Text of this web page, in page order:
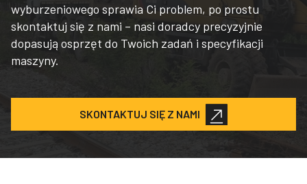
wyburzeniowego sprawia Ci problem, po prostu
skontaktuj się z nami – nasi doradcy precyzyjnie
dopasują osprzęt do Twoich zadań i specyfikacji
maszyny.
SKONTAKTUJ SIĘ Z NAMI